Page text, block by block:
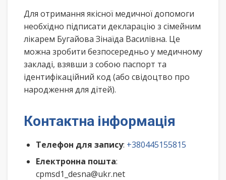
Для отримання якісної медичної допомоги
необхідно підписати декларацію з сімейним
лікарем Бугайова Зінаїда Василівна. Це
можна зробити безпосередньо у медичному
закладі, взявши з собою паспорт та
ідентифікаційний код (або свідоцтво про
народження для дітей).
Контактна інформація
Телефон для запису: +380445155815
Електронна пошта:
cpmsd1_desna@ukr.net